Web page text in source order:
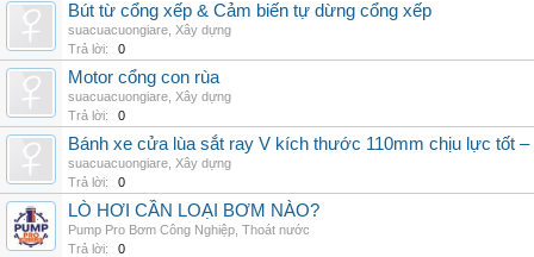
Bút từ cổng xếp & Cảm biến tự dừng cổng xếp
suacuacuongiare Xây dựng
Trả lời:
0
Motor cổng con rùa
suacuacuongiare Xây dựng
Trả lời:
0
Bánh xe cửa lùa sắt ray V kích thước 110mm chịu lực tốt
suacuacuongiare Xây dựng
Trả lời:
0
LÒ HƠI CẦN LOẠI BƠM NÀO?
Pump Pro Bơm Công Nghiệp Thoát nước
Trả lời:
0